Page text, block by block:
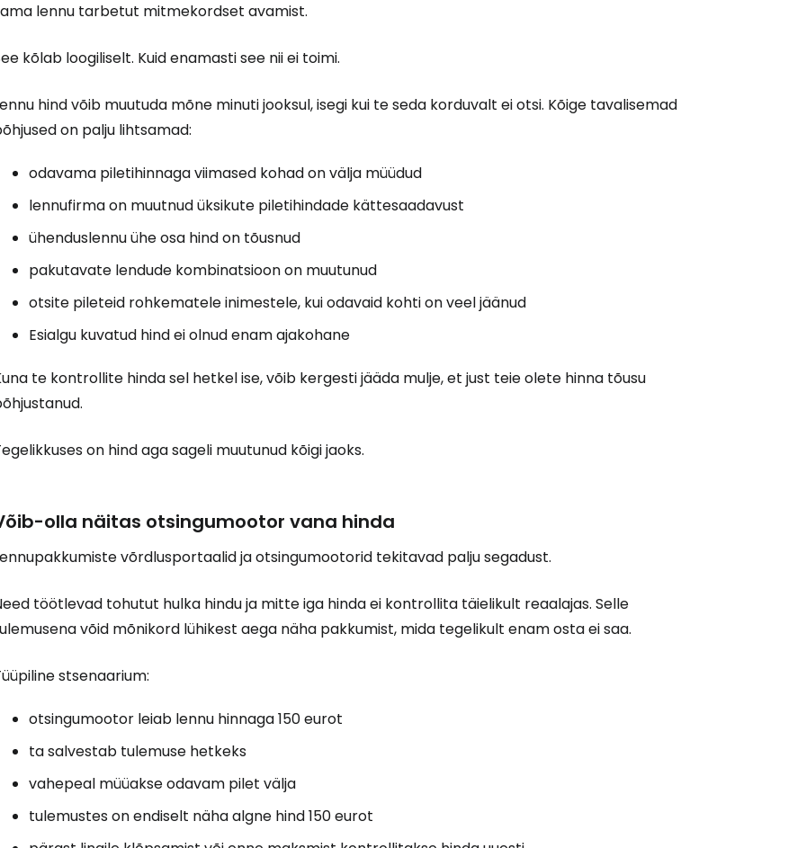
lennu tarbetut mitmekordset avamist.
kõlab loogiliselt. Kuid enamasti see nii ei toimi.
hind võib muutuda mõne minuti jooksul, isegi kui te seda korduvalt ei otsi. Kõige tavalisemad
on palju lihtsamad:
odavama piletihinnaga viimased kohad on välja müüdud
lennufirma on muutnud üksikute piletihindade kättesaadavust
ühenduslennu ühe osa hind on tõusnud
pakutavate lendude kombinatsioon on muutunud
otsite pileteid rohkematele inimestele, kui odavaid kohti on veel jäänud
Esialgu kuvatud hind ei olnud enam ajakohane
te kontrollite hinda sel hetkel ise, võib kergesti jääda mulje, et just teie olete hinna tõusu
on hind aga sageli muutunud kõigi jaoks.
olla näitas otsingumootor vana hinda
võrdlusportaalid ja otsingumootorid tekitavad palju segadust.
töötlevad tohutut hulka hindu ja mitte iga hinda ei kontrollita täielikult reaalajas. Selle
võid mõnikord lühikest aega näha pakkumist, mida tegelikult enam osta ei saa.
stsenaarium:
otsingumootor leiab lennu hinnaga 150 eurot
ta salvestab tulemuse hetkeks
vahepeal müüakse odavam pilet välja
tulemustes on endiselt näha algne hind 150 eurot